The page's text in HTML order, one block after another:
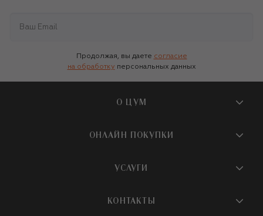
Продолжая, вы даете согласие
на обработку персональных данных
О ЦУМ
О магазине
Бутики и ПВЗ ЦУМ
ОНЛАЙН ПОКУПКИ
Доставка
УСЛУГИ
КОНТАКТЫ